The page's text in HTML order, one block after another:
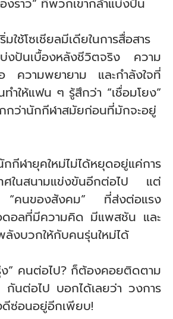
ใช้โซเชียลมีเดียในการสื่อสาร
ปันเบื้องหลังชีวิตจริง ความ
ความพยายาม และกำลังใจที่
ำให้แฟน ๆ รู้สึกว่า “เชื่อมโยง”
กว่านักกีฬาสมัยก่อนที่มักจะอยู่
กีฬายุคใหม่ไม่ได้หยุดอยู่แค่การ
ทศในสนามแข่งขันอีกต่อไป แต่
“คนของสังคม” ที่ส่งต่อแรง
ดอลที่มีความคิด มีแพสชัน และ
ลังบวกให้กับคนรุ่นใหม่ได้
ง” คนต่อไป? ก็ต้องคอยติดตาม
นต่อไป บอกได้เลยว่า วงการ
ซ่อนอยู่อีกเพียบ!